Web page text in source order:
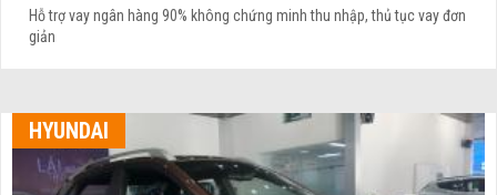
Hỗ trợ vay ngân hàng 90% không chứng minh thu nhập, thủ tục vay đơn
giản
HYUNDAI